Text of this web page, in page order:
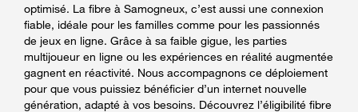
optimisé. La fibre à Samogneux, c’est aussi une connexion
fiable, idéale pour les familles comme pour les passionnés
de jeux en ligne. Grâce à sa faible gigue, les parties
multijoueur en ligne ou les expériences en réalité augmentée
gagnent en réactivité. Nous accompagnons ce déploiement
pour que vous puissiez bénéficier d’un internet nouvelle
génération, adapté à vos besoins. Découvrez l’éligibilité fibre